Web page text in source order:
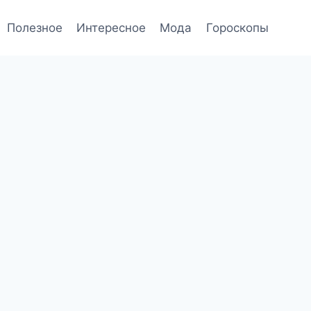
Полезное Интересное Мода Гороскопы